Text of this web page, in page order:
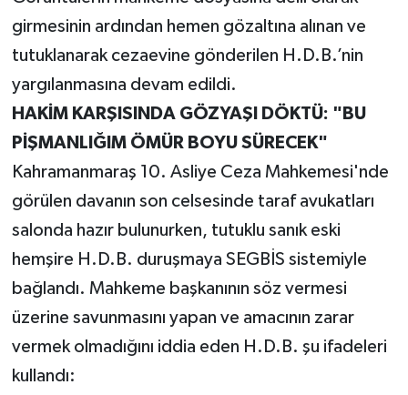
girmesinin ardından hemen gözaltına alınan ve
tutuklanarak cezaevine gönderilen H.D.B.’nin
yargılanmasına devam edildi.
HAKİM KARŞISINDA GÖZYAŞI DÖKTÜ: "BU
PİŞMANLIĞIM ÖMÜR BOYU SÜRECEK"
Kahramanmaraş 10. Asliye Ceza Mahkemesi'nde
görülen davanın son celsesinde taraf avukatları
salonda hazır bulunurken, tutuklu sanık eski
hemşire H.D.B. duruşmaya SEGBİS sistemiyle
bağlandı. Mahkeme başkanının söz vermesi
üzerine savunmasını yapan ve amacının zarar
vermek olmadığını iddia eden H.D.B. şu ifadeleri
kullandı: